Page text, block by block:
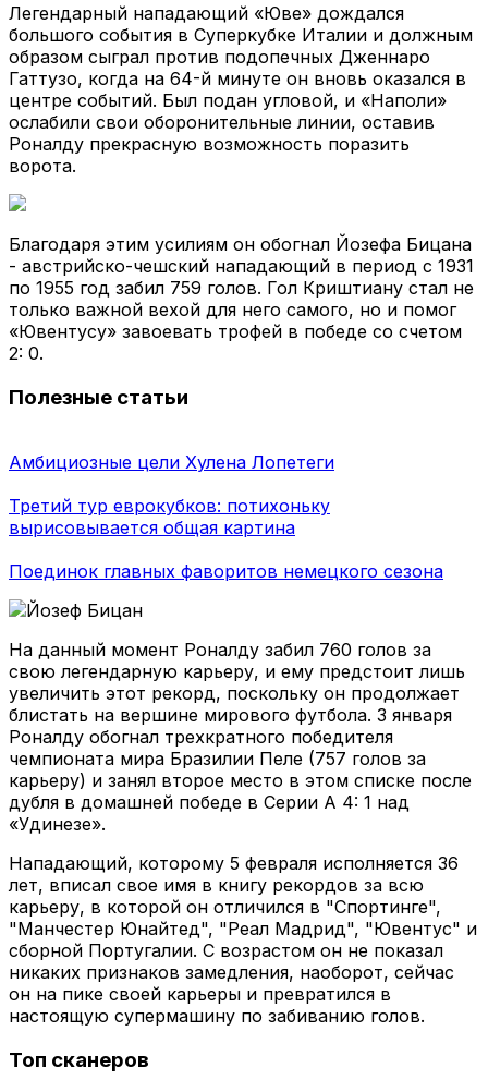
Легендарный нападающий «Юве» дождался
большого события в Суперкубке Италии и должным
образом сыграл против подопечных Дженнаро
Гаттузо, когда на 64-й минуте он вновь оказался в
центре событий. Был подан угловой, и «Наполи»
ослабили свои оборонительные линии, оставив
Роналду прекрасную возможность поразить
ворота.
Благодаря этим усилиям он обогнал Йозефа Бицана
- австрийско-чешский нападающий в период с 1931
по 1955 год забил 759 голов. Гол Криштиану стал не
только важной вехой для него самого, но и помог
«Ювентусу» завоевать трофей в победе со счетом
2: 0.
Полезные статьи
Амбициозные цели Хулена Лопетеги
Третий тур еврокубков: потихоньку
вырисовывается общая картина
Поединок главных фаворитов немецкого сезона
Йозеф Бицан
На данный момент Роналду забил 760 голов за
свою легендарную карьеру, и ему предстоит лишь
увеличить этот рекорд, поскольку он продолжает
блистать на вершине мирового футбола. 3 января
Роналду обогнал трехкратного победителя
чемпионата мира Бразилии Пеле (757 голов за
карьеру) и занял второе место в этом списке после
дубля в домашней победе в Серии А 4: 1 над
«Удинезе».
Нападающий, которому 5 февраля исполняется 36
лет, вписал свое имя в книгу рекордов за всю
карьеру, в которой он отличился в "Спортинге",
"Манчестер Юнайтед", "Реал Мадрид", "Ювентус" и
сборной Португалии. С возрастом он не показал
никаких признаков замедления, наоборот, сейчас
он на пике своей карьеры и превратился в
настоящую супермашину по забиванию голов.
Топ сканеров